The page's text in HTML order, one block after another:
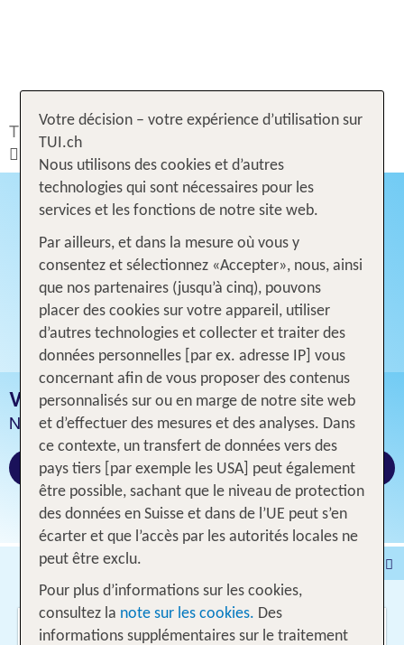
TUI.ch Rechercher & Réserver
Voyages
Vacances en famille
VACANCES EN FAMILLE AVEC TUI
Ne loupez pas les bonnes affaires du moment!
Découvrez toutes les offres
Voyages
Voyages intervilles
% DEALS
Maison de vacances
Croisières
Véhicules
Où voulez-vous aller?
Votre décision – votre expérience d’utilisation sur
TUI.ch
Nous utilisons des cookies et d’autres
technologies qui sont nécessaires pour les
services et les fonctions de notre site web.
Par ailleurs, et dans la mesure où vous y
consentez et sélectionnez «Accepter», nous, ainsi
que nos partenaires (jusqu’à cinq), pouvons
placer des cookies sur votre appareil, utiliser
d’autres technologies et collecter et traiter des
données personnelles [par ex. adresse IP] vous
concernant afin de vous proposer des contenus
personnalisés sur ou en marge de notre site web
et d’effectuer des mesures et des analyses. Dans
ce contexte, un transfert de données vers des
pays tiers [par exemple les USA] peut également
être possible, sachant que le niveau de protection
des données en Suisse et dans de l’UE peut s’en
écarter et que l’accès par les autorités locales ne
peut être exclu.
Pour plus d’informations sur les cookies,
consultez la note sur les cookies. Des
informations supplémentaires sur le traitement